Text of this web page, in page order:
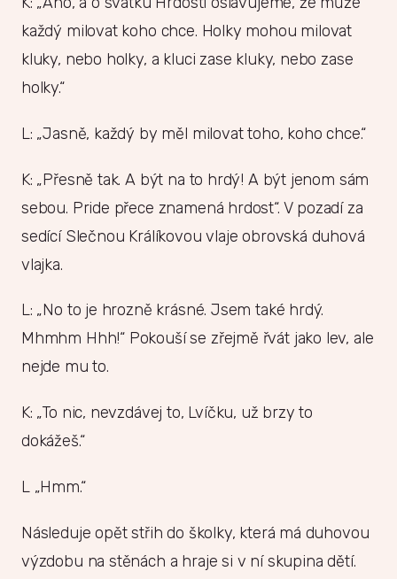
každý milovat koho chce. Holky mohou milovat
kluky, nebo holky, a kluci zase kluky, nebo zase
holky.“
L: „Jasně, každý by měl milovat toho, koho chce.“
K: „Přesně tak. A být na to hrdý! A být jenom sám
sebou. Pride přece znamená hrdost“. V pozadí za
sedící Slečnou Králíkovou vlaje obrovská duhová
vlajka.
L: „No to je hrozně krásné. Jsem také hrdý.
Mhmhm Hhh!“ Pokouší se zřejmě řvát jako lev, ale
nejde mu to.
K: „To nic, nevzdávej to, Lvíčku, už brzy to
dokážeš.“
L „Hmm.“
Následuje opět střih do školky, která má duhovou
výzdobu na stěnách a hraje si v ní skupina dětí.